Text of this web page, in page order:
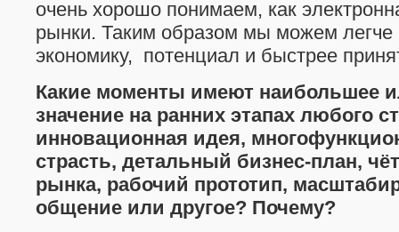
очень хорошо понимаем, как
рынки. Таким образом мы можем легче
экономику, потенциал и быстрее
Какие моменты имеют наибольшее
значение на ранних этапах любого
инновационная идея,
страсть, детальный бизнес-план,
рынка, рабочий прототип,
общение или другое? Почему?